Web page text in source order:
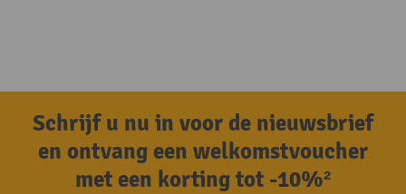
Schrijf u nu in voor de nieuwsbrief
en ontvang een welkomstvoucher
met een korting tot -10%²